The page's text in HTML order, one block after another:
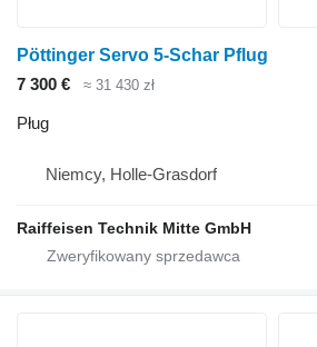
Pöttinger Servo 5-Schar Pflug
7 300 €
≈ 31 430 zł
Pług
Niemcy, Holle-Grasdorf
Raiffeisen Technik Mitte GmbH